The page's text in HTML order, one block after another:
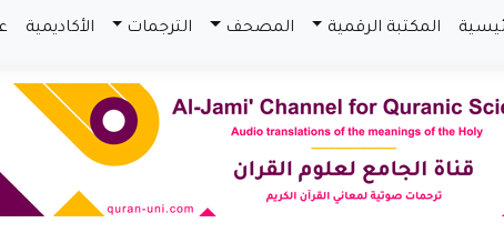
المكتبة الرقمية المصحف الترجمات الأكاديمية